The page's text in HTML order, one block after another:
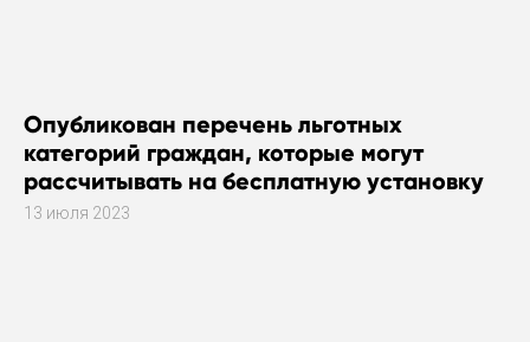
Опубликован перечень льготных
категорий граждан, которые могут
рассчитывать на бесплатную установку
газового оборудования
13 июля 2023